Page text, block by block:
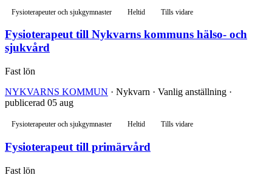
Fysioterapeuter och sjukgymnaster Heltid Tills vidare
Fysioterapeut till Nykvarns kommuns hälso- och
sjukvård
Fast lön
NYKVARNS KOMMUN · Nykvarn · Vanlig anställning ·
publicerad 05 aug
Fysioterapeuter och sjukgymnaster Heltid Tills vidare
Fysioterapeut till primärvård
Fast lön